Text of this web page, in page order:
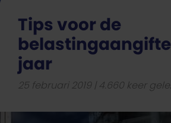
Tips voor de
jaar
25 februari 2019 4.660 keer